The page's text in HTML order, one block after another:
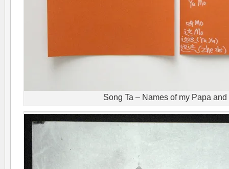
Song Ta – Names of my Papa and